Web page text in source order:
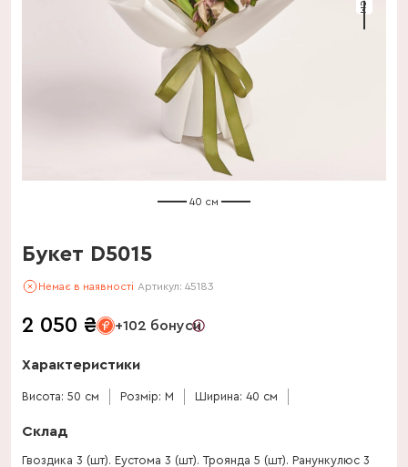
40 см
Букет D5015
Немає в наявності Артикул: 45183
2 050 ₴ +102 бонуси
Характеристики
Висота: 50 см Розмір: M Ширина: 40 см
Склад
Гвоздика 3 (шт). Еустома 3 (шт). Троянда 5 (шт). Ранункулюс 3